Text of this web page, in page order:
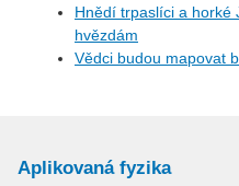
Hnědí trpaslíci a horké
hvězdám
Vědci budou mapovat
Aplikovaná fyzika